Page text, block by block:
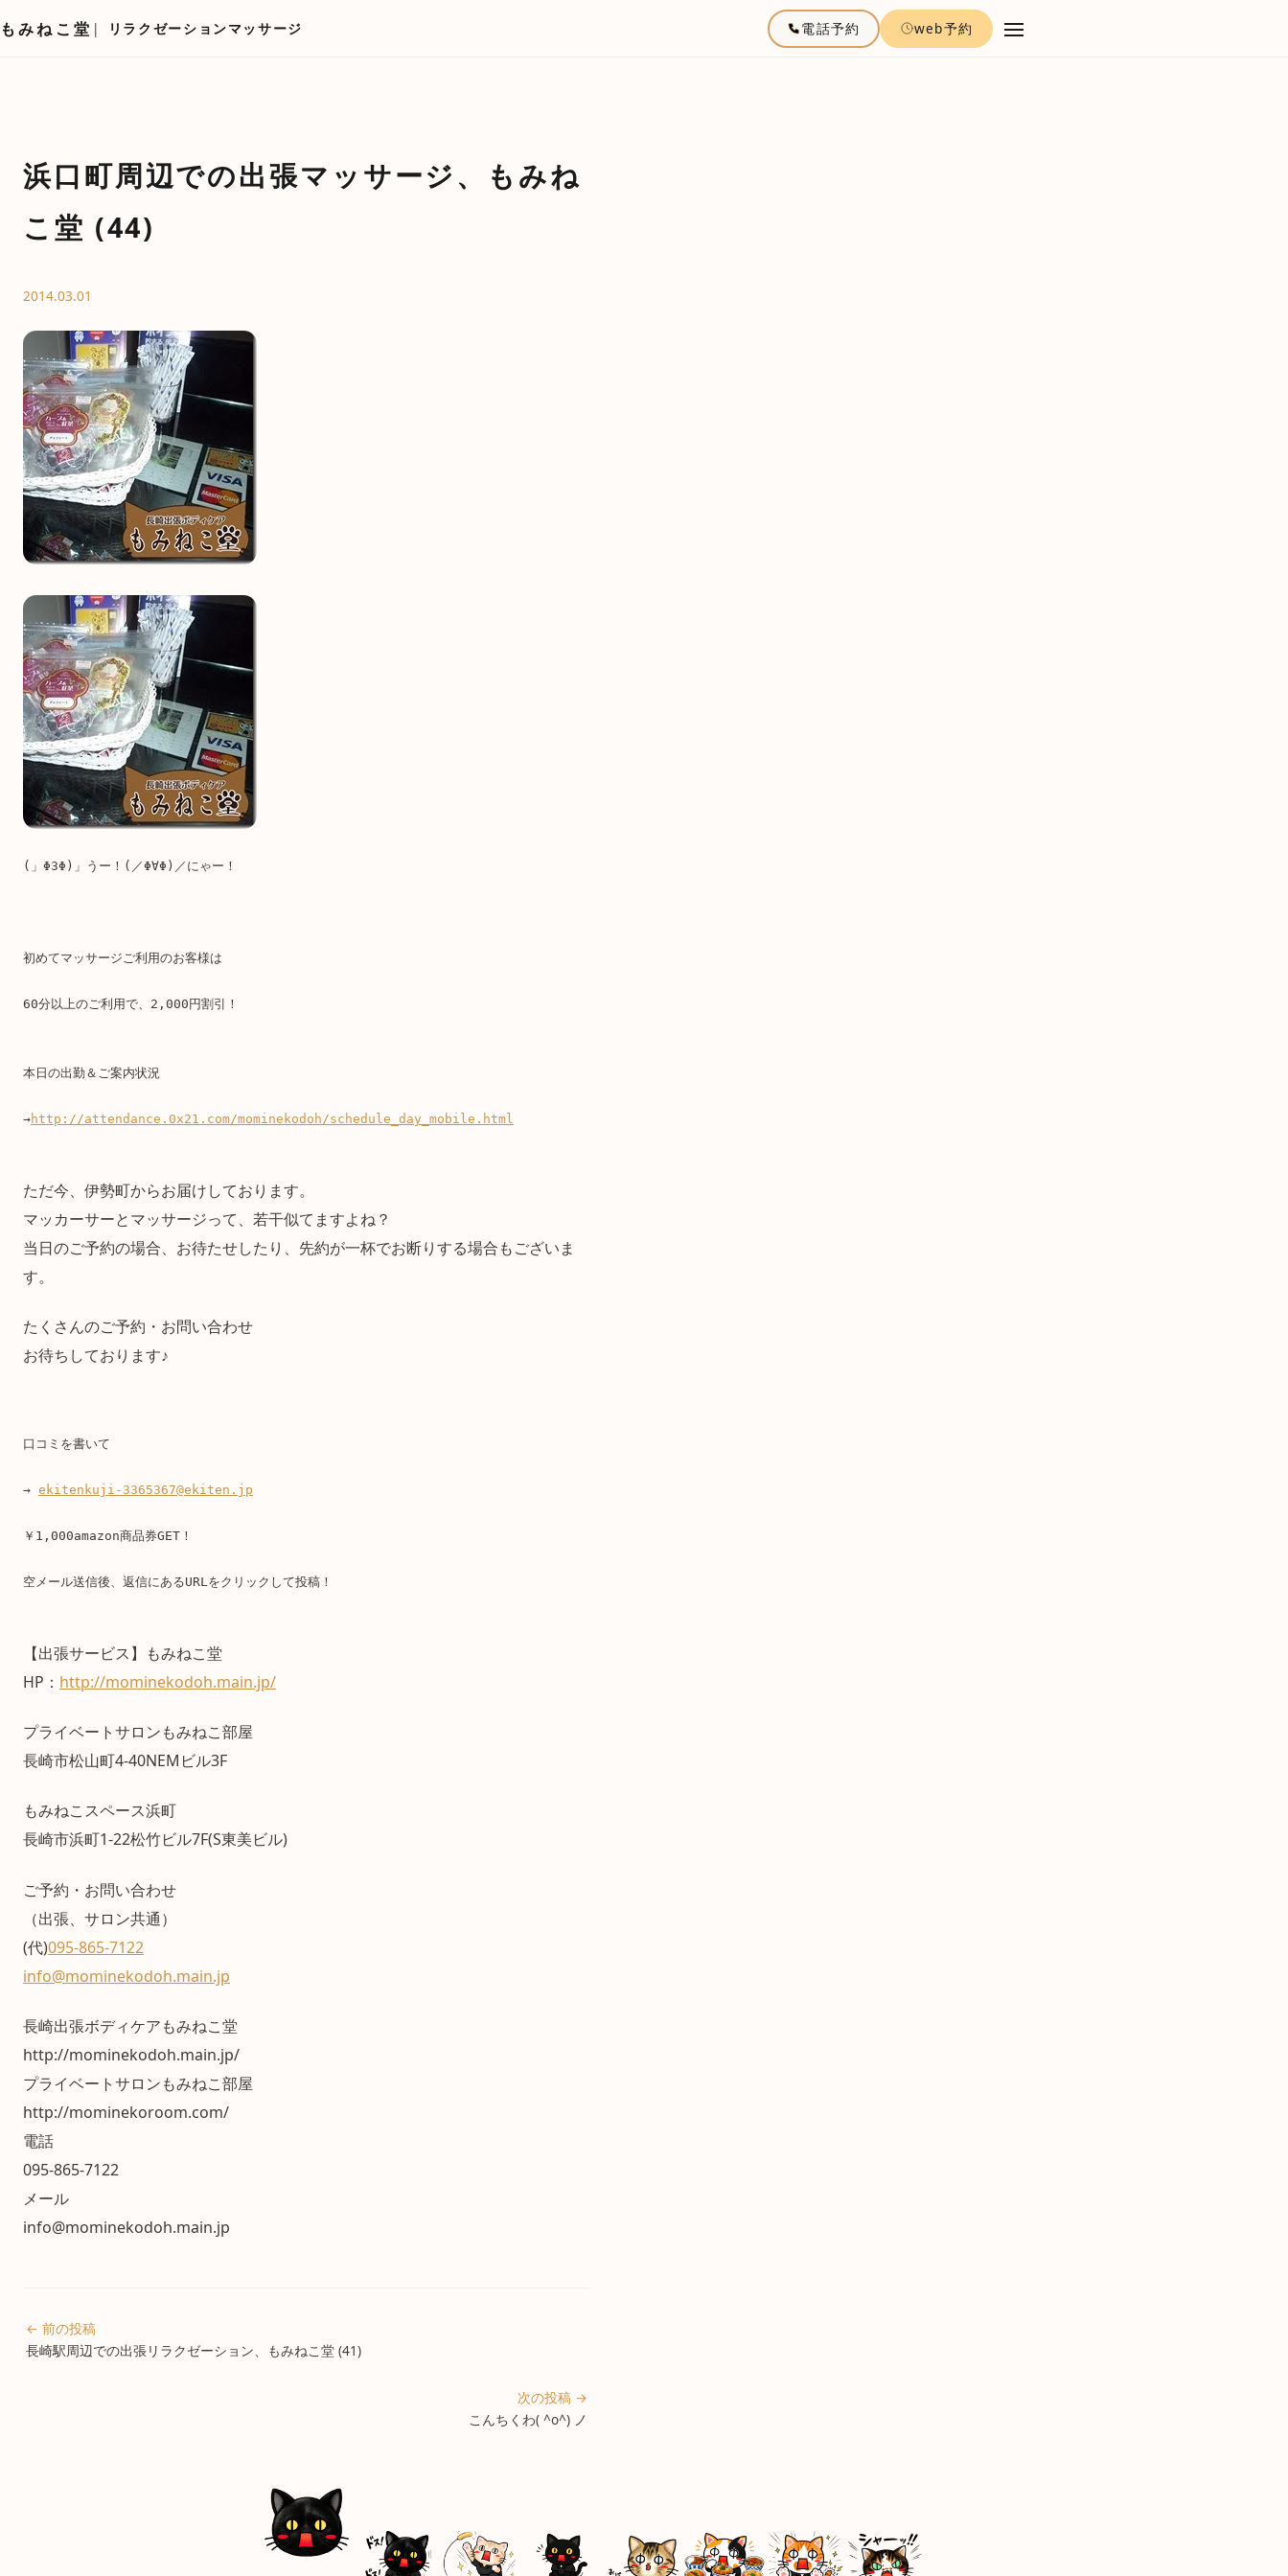
もみねこ堂 リラクゼーションマッサージ 電話予約 web予約
浜口町周辺での出張マッサージ、もみね
こ堂 (44)
2014.03.01
(」ΦЗΦ)」うー！(／Φ∀Φ)／にゃー！
初めてマッサージご利用のお客様は
60分以上のご利用で、2,000円割引！
本日の出勤＆ご案内状況
→http://attendance.0x21.com/mominekodoh/schedule_day_mobile.html
ただ今、伊勢町からお届けしております。
マッカーサーとマッサージって、若干似てますよね？
当日のご予約の場合、お待たせしたり、先約が一杯でお断りする場合もございま
す。
たくさんのご予約・お問い合わせ
お待ちしております♪
口コミを書いて
→ ekitenkuji-3365367@ekiten.jp
￥1,000amazon商品券GET！
空メール送信後、返信にあるURLをクリックして投稿！
【出張サービス】もみねこ堂
HP： http://mominekodoh.main.jp/
プライベートサロンもみねこ部屋
長崎市松山町4-40NEMビル3F
もみねこスペース浜町
長崎市浜町1-22松竹ビル7F(S東美ビル)
ご予約・お問い合わせ
（出張、サロン共通）
(代)095-865-7122
info@mominekodoh.main.jp
長崎出張ボディケアもみねこ堂
http://mominekodoh.main.jp/
プライベートサロンもみねこ部屋
http://mominekoroom.com/
電話
095-865-7122
メール
info@mominekodoh.main.jp
← 前の投稿
長崎駅周辺での出張リラクゼーション、もみねこ堂 (41)
次の投稿 →
こんちくわ( ^o^) ノ